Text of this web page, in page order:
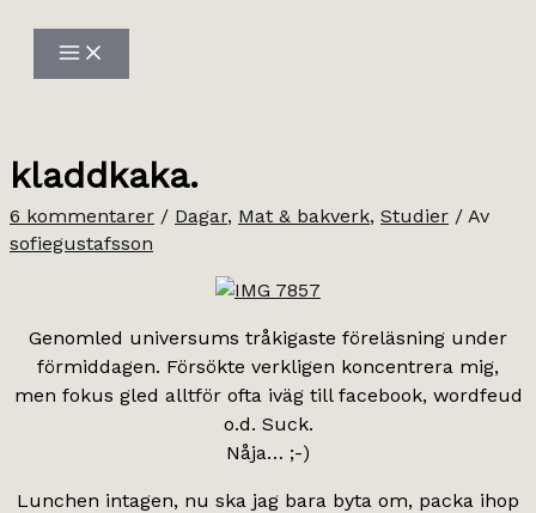
innehåll
kladdkaka.
6 kommentarer / Dagar, Mat & bakverk, Studier / Av
sofiegustafsson
Genomled universums tråkigaste föreläsning under
förmiddagen. Försökte verkligen koncentrera mig,
men fokus gled alltför ofta iväg till facebook, wordfeud
o.d. Suck.
Nåja… ;-)
Lunchen intagen, nu ska jag bara byta om, packa ihop